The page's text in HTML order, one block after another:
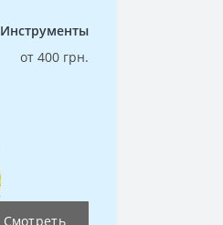
Инструменты
от 400 грн.
Смотреть